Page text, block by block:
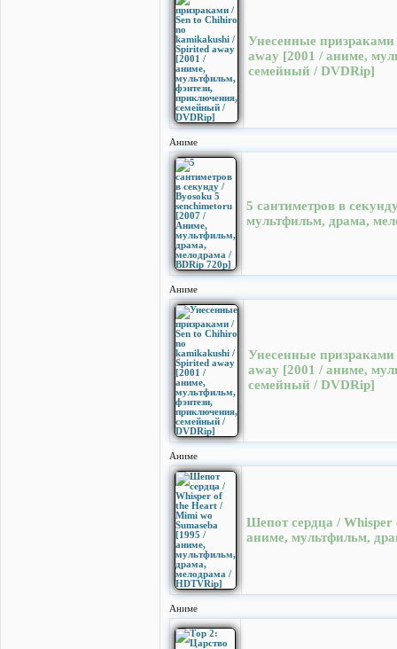
Унесенные
away [2001 / аниме,
семейный / DVDRip]
Аниме
5 сантиметров в
мультфильм, драма,
Аниме
Унесенные
away [2001 / аниме,
семейный / DVDRip]
Аниме
Шепот сердца / Whisper
аниме, мультфильм,
Аниме